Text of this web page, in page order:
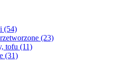
(54)
(23)
tofu (11)
(31)